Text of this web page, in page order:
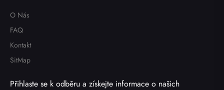
O Nás
FAQ
Kontakt
SitMap
Přihlaste se k odběru a získejte informace o našich